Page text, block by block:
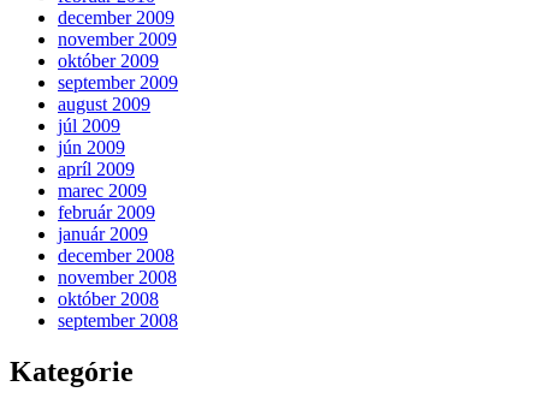
december 2009
november 2009
október 2009
september 2009
august 2009
júl 2009
jún 2009
apríl 2009
marec 2009
február 2009
január 2009
december 2008
november 2008
október 2008
september 2008
Kategórie